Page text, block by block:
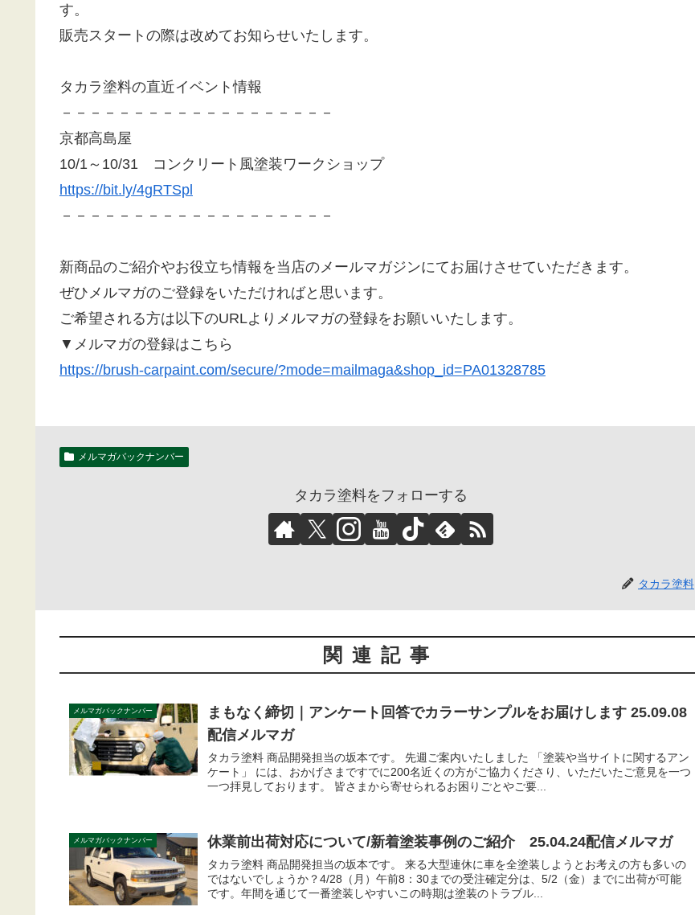
す。
販売スタートの際は改めてお知らせいたします。
タカラ塗料の直近イベント情報
－－－－－－－－－－－－－－－－－－－
京都高島屋
10/1～10/31 コンクリート風塗装ワークショップ
https://bit.ly/4gRTSpl
－－－－－－－－－－－－－－－－－－－
新商品のご紹介やお役立ち情報を当店のメールマガジンにてお届けさせていただきます。
ぜひメルマガのご登録をいただければと思います。
ご希望される方は以下のURLよりメルマガの登録をお願いいたします。
▼メルマガの登録はこちら
https://brush-carpaint.com/secure/?mode=mailmaga&shop_id=PA01328785
メルマガバックナンバー
タカラ塗料をフォローする
タカラ塗料
関連記事
メルマガバックナンバー
まもなく締切｜アンケート回答でカラーサンプルをお届けします 25.09.08
配信メルマガ
タカラ塗料 商品開発担当の坂本です。 先週ご案内いたしました 「塗装や当サイトに関するアン
ケート」 には、おかげさまですでに200名近くの方がご協力くださり、いただいたご意見を一つ
一つ拝見しております。 皆さまから寄せられるお困りごとやご要...
メルマガバックナンバー 休業前出荷対応について/新着塗装事例のご紹介 25.04.24配信メルマガ
タカラ塗料 商品開発担当の坂本です。 来る大型連休に車を全塗装しようとお考えの方も多いの
ではないでしょうか？4/28（月）午前8：30までの受注確定分は、5/2（金）までに出荷が可能
です。年間を通じて一番塗装しやすいこの時期は塗装のトラブル...